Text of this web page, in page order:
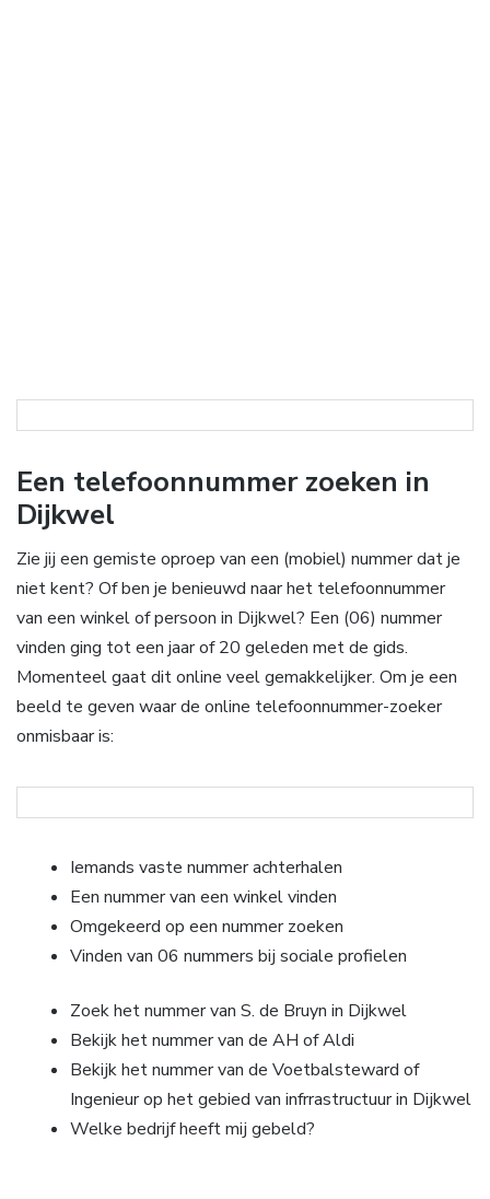
Een telefoonnummer zoeken in
Dijkwel
Zie jij een gemiste oproep van een (mobiel) nummer dat je
niet kent? Of ben je benieuwd naar het telefoonnummer
van een winkel of persoon in Dijkwel? Een (06) nummer
vinden ging tot een jaar of 20 geleden met de gids.
Momenteel gaat dit online veel gemakkelijker. Om je een
beeld te geven waar de online telefoonnummer-zoeker
onmisbaar is:
Iemands vaste nummer achterhalen
Een nummer van een winkel vinden
Omgekeerd op een nummer zoeken
Vinden van 06 nummers bij sociale profielen
Zoek het nummer van S. de Bruyn in Dijkwel
Bekijk het nummer van de AH of Aldi
Bekijk het nummer van de Voetbalsteward of
Ingenieur op het gebied van infrrastructuur in Dijkwel
Welke bedrijf heeft mij gebeld?